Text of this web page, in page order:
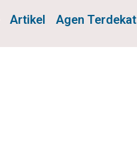
Artikel Agen Terdekat